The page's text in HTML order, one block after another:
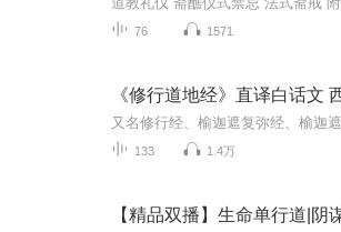
76 1571
《修行道地经》直译白话文
133 1.4万
【精品双播】生命单行道|阴